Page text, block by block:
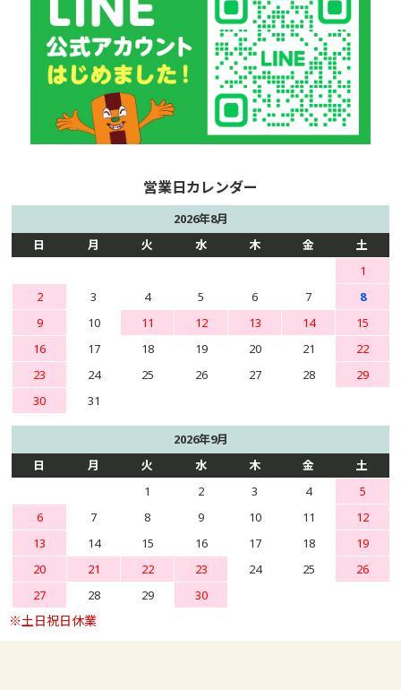
2026年8月
日
月 火 水 木 金
土
1
2
3 4 5 6 7
8
9
10 11 12 13 14
15
16
17 18 19 20 21
22
23
24 25 26 27 28
29
30
31
2026年9月
日
月 火 水 木 金
土
1
2 3 4
5
6
7 8 9 10 11
12
13
14 15 16 17 18
19
20
21 22 23 24 25
26
27
28 29 30